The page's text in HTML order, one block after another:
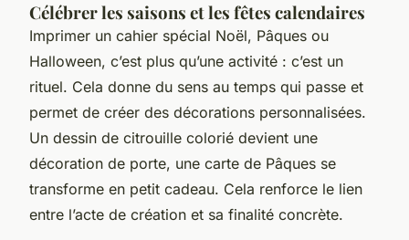
Célébrer les saisons et les fêtes calendaires
Imprimer un cahier spécial Noël, Pâques ou
Halloween, c’est plus qu’une activité : c’est un
rituel. Cela donne du sens au temps qui passe et
permet de créer des décorations personnalisées.
Un dessin de citrouille colorié devient une
décoration de porte, une carte de Pâques se
transforme en petit cadeau. Cela renforce le lien
entre l’acte de création et sa finalité concrète.